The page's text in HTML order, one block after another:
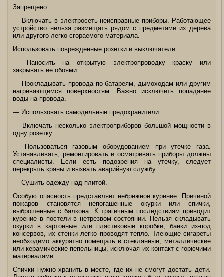
Запрещено:
— Включать в электросеть неисправные приборы. Работающее
устройство нельзя размещать рядом с предметами из дерева
или другого легко сгораемого материала.
Использовать поврежденные розетки и выключатели.
— Наносить на открытую электропроводку краску или
закрывать ее обоями.
— Прокладывать провода по батареям, дымоходам или другим
нагревающимся поверхностям. Важно исключить попадание
воды на провода.
— Использовать самодельные предохранители.
— Включать несколько электроприборов большой мощности в
одну розетку.
— Пользоваться газовым оборудованием при утечке газа.
Устанавливать, ремонтировать и осматривать приборы должны
специалисты. Если есть подозрения на утечку, следует
перекрыть краны и вызвать аварийную службу.
— Сушить одежду над плитой.
Особую опасность представляет небрежное курение. Причиной
пожаров становятся непогашенные окурки или спички,
выброшенные с балкона. К трагичным последствиям приводит
курение в постели в нетрезвом состоянии. Нельзя складывать
окурки в картонные или пластиковые коробки, банки из-под
консервов, их стенки легко проводят тепло. Тлеющие сигареты
необходимо аккуратно помещать в стеклянные, металлические
или керамические пепельницы, исключая их контакт с горючими
материалами.
Спички нужно хранить в месте, где их не смогут достать дети.